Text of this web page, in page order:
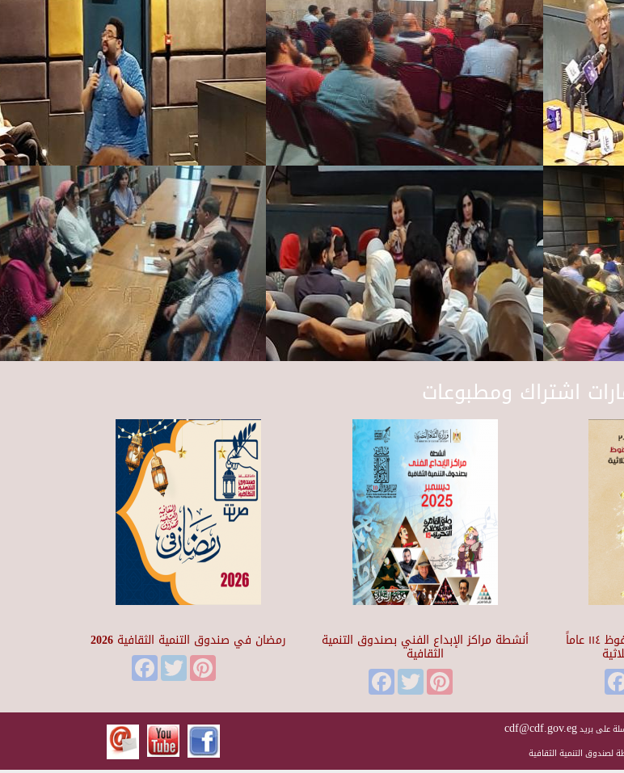
اشتراك ومطبوعات
رمضان في صندوق التنمية الثقافية 2026
FacebookTwitter
أنشطة مراكز الإبداع الفني بصندوق التنمية
الثقافية
FacebookTwitterPinterest
متحف ومركز إبداع نجيب محفوظ ١١٤ عاماً
على بريدcdf@cdf.gov.eg
التنمية الثقافية